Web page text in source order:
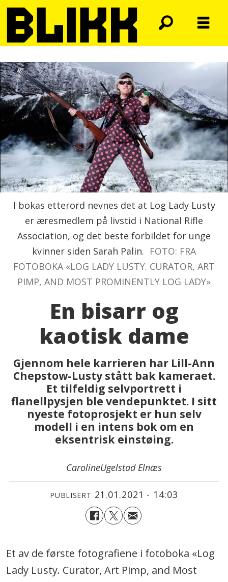
I bokas etterord nevnes det at Log Lady Lusty
er æresmedlem på livstid i National Rifle
Association, og det beste forbildet for unge
kvinner siden Sarah Palin. FOTO: FRA
FOTOBOKA «LOG LADY LUSTY. CURATOR, ART
PIMP, AND MOST PROMINENTLY LOG LADY»
En bisarr og
kaotisk dame
Gjennom hele karrieren har Lill-Ann
Chepstow-Lusty stått bak kameraet.
Et tilfeldig selvportrett i
flanellpysjen ble vendepunktet. I sitt
nyeste fotoprosjekt er hun selv
modell i en intens bok om en
eksentrisk einstøing.
CarolineUgelstad Elnæs
PUBLISERT 21.01.2021 - 14:03
Et av de første fotografiene i fotoboka «Log
Lady Lusty. Curator, Art Pimp, and Most